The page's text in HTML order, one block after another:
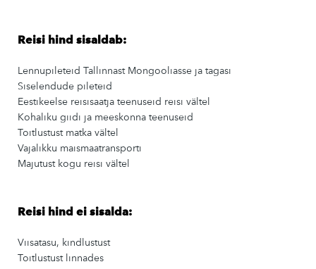
Reisi hind sisaldab:
Lennupileteid Tallinnast Mongooliasse ja tagasi
Siselendude pileteid
Eestikeelse reisisaatja teenuseid reisi vältel
Kohaliku giidi ja meeskonna teenuseid
Toitlustust matka vältel
Vajalikku maismaatransporti
Majutust kogu reisi vältel
Reisi hind ei sisalda:
Viisatasu, kindlustust
Toitlustust linnades